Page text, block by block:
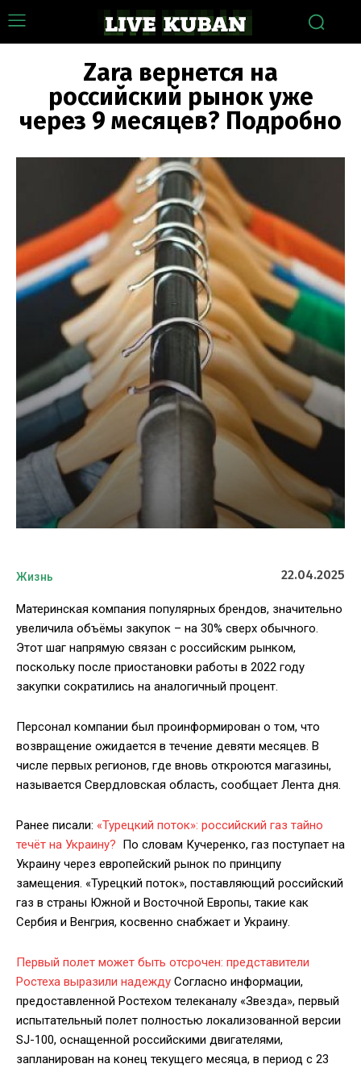
Zara вернется на
российский рынок уже
через 9 месяцев? Подробно
Жизнь 22.04.2025
Материнская компания популярных брендов, значительно
увеличила объёмы закупок – на 30% сверх обычного.
Этот шаг напрямую связан с российским рынком,
поскольку после приостановки работы в 2022 году
закупки сократились на аналогичный процент.
Персонал компании был проинформирован о том, что
возвращение ожидается в течение девяти месяцев. В
числе первых регионов, где вновь откроются магазины,
называется Свердловская область, сообщает Лента дня.
Ранее писали: «Турецкий поток»: российский газ тайно
течёт на Украину? По словам Кучеренко, газ поступает на
Украину через европейский рынок по принципу
замещения. «Турецкий поток», поставляющий российский
газ в страны Южной и Восточной Европы, такие как
Сербия и Венгрия, косвенно снабжает и Украину.
Первый полет может быть отсрочен: представители
Ростеха выразили надежду Согласно информации,
предоставленной Ростехом телеканалу «Звезда», первый
испытательный полет полностью локализованной версии
SJ-100, оснащенной российскими двигателями,
запланирован на конец текущего месяца, в период с 23